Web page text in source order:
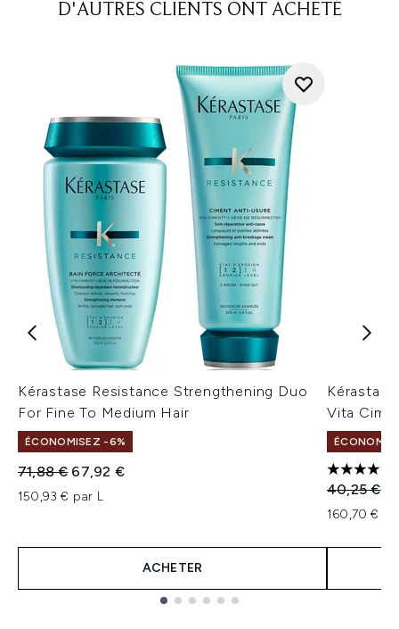
D'AUTRES CLIENTS ONT ACHETÉ
Kérastase Resistance Strengthening Duo
For Fine To Medium Hair
ÉCONOMISEZ -6%
Prix de vente :
71,88 € Prix ​​actuel :
67,92 €
150,93 € par L
ACHETER
Vita
4.68
Prix de
40,25 €
160,70 €